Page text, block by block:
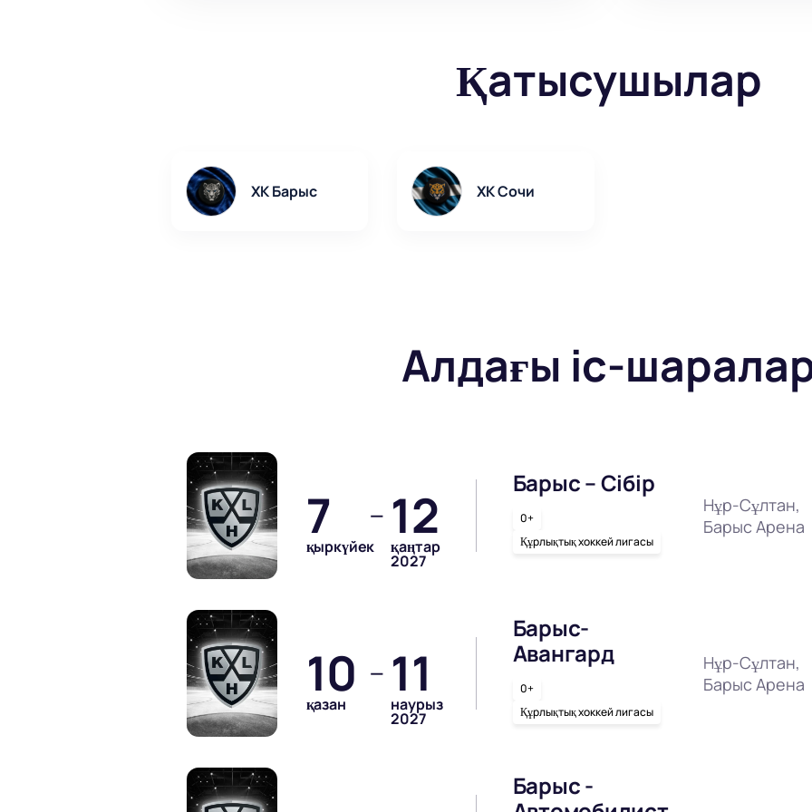
Қатысушылар
ХК Барыс ХК Сочи
Алдағы іс-
7
қыркүйек
— 12
қаңтар
2027
Барыс – Сібір
0+
Құрлықтық хоккей лигасы
Нұр-Сұлтан,
Барыс Арена
10
қазан
— 11
наурыз
2027
Барыс-
Авангард
0+
Құрлықтық хоккей лигасы
Нұр-Сұлтан,
Барыс Арена
Барыс -